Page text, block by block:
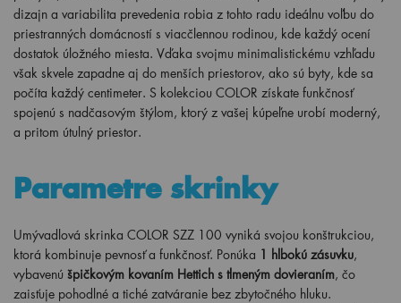
dizajn a variabilita prevedenia robia z tohto radu ideálnu voľbu do
priestranných domácností s viacčlennou rodinou, kde každý ocení
dostatok úložného miesta. Vďaka svojmu minimalistickému vzhľadu
však skvele zapadne aj do menších priestorov, ako sú byty, kde sa
počíta každý centimeter. S kolekciou COLOR získate funkčnosť
spojenú s nadčasovým štýlom, ktorý z vašej kúpeľne urobí moderný,
a pritom útulný priestor.
Parametre skrinky
Umývadlová skrinka COLOR SZZ 100 vyniká svojou konštrukciou,
ktorá kombinuje pevnosť a funkčnosť. Ponúka 1 hlbokú zásuvku,
vybavenú špičkovým kovaním Hettich s tlmeným dovieraním, čo
zaisťuje pohodlné a tiché zatváranie bez zbytočného hluku.